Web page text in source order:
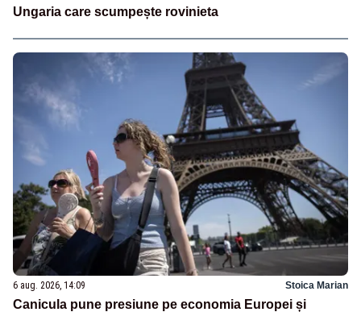
Ungaria care scumpește rovinieta
6 aug. 2026, 14:09 Stoica Marian
Canicula pune presiune pe economia Europei și